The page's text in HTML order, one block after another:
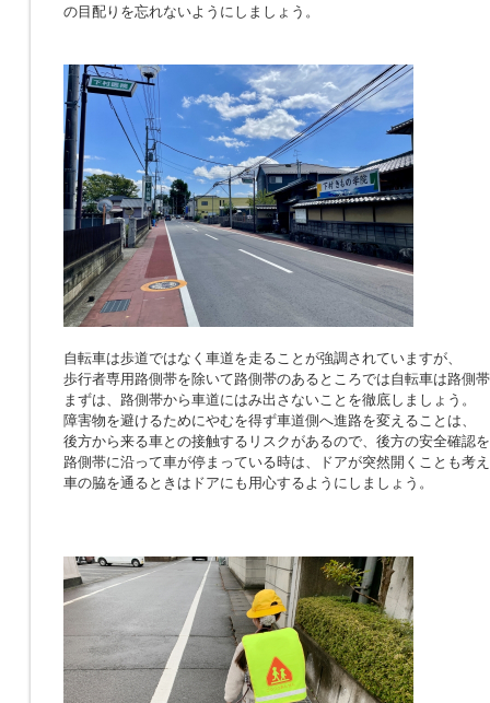
の目配りを忘れないようにしましょう。
自転車は歩道ではなく車道を走ることが強調されていますが、
歩行者専用路側帯を除いて路側帯のあるところでは自転車は路側
まずは、路側帯から車道にはみ出さないことを徹底しましょう。
障害物を避けるためにやむを得ず車道側へ進路を変えることは、
後方から来る車との接触するリスクがあるので、後方の安全確認
路側帯に沿って車が停まっている時は、ドアが突然開くことも考
車の脇を通るときはドアにも用心するようにしましょう。